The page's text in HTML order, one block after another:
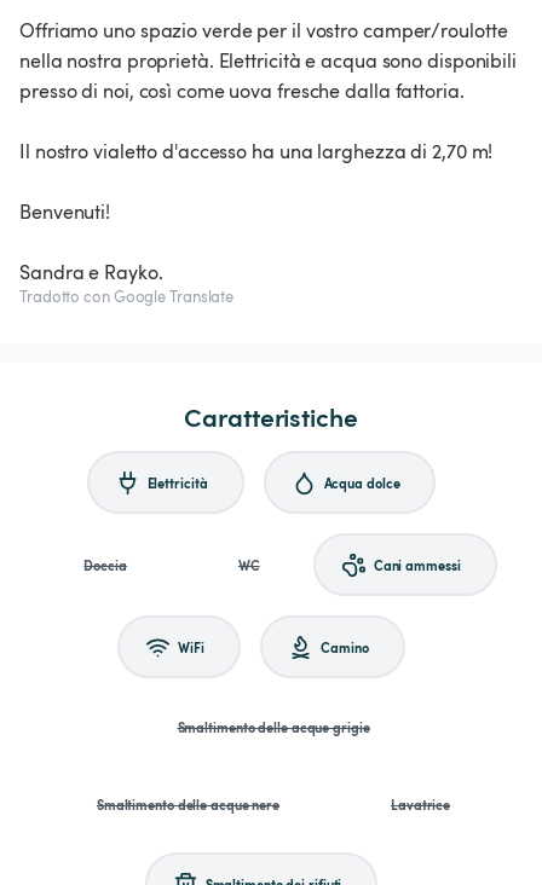
Offriamo uno spazio verde per il vostro camper/roulotte
nella nostra proprietà. Elettricità e acqua sono disponibili
presso di noi, così come uova fresche dalla fattoria.
Il nostro vialetto d'accesso ha una larghezza di 2,70 m!
Benvenuti!
Sandra e Rayko.
Tradotto con Google Translate
Caratteristiche
Elettricità Acqua dolce
Doccia WC Cani ammessi
WiFi Camino
Smaltimento delle acque grigie
Smaltimento delle acque nere Lavatrice